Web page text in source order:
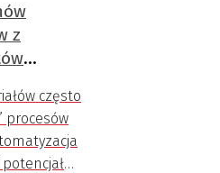
z
często
procesów